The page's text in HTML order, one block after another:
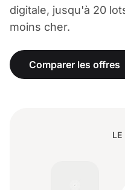
digitale, jusqu'à 20
moins cher.
Comparer les offres